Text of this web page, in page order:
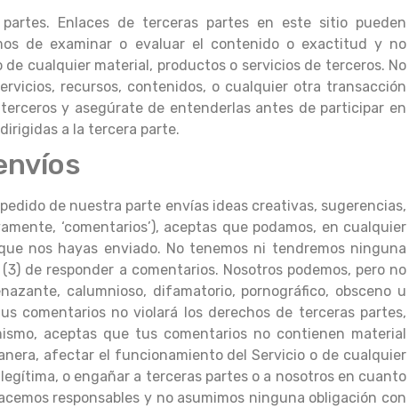
Enlaces de terceras partes en este sitio pueden
de examinar o evaluar el contenido o exactitud y no
cualquier material, productos o servicios de terceros. No
recursos, contenidos, o cualquier otra transacción
y asegúrate de entenderlas antes de participar en
a la tercera parte.
de nuestra parte envías ideas creativas, sugerencias,
‘comentarios’), aceptas que podamos, en cualquier
nos hayas enviado. No tenemos ni tendremos ninguna
de responder a comentarios. Nosotros podemos, pero no
calumnioso, difamatorio, pornográfico, obsceno u
comentarios no violará los derechos de terceras partes,
aceptas que tus comentarios no contienen material
afectar el funcionamiento del Servicio o de cualquier
o engañar a terceras partes o a nosotros en cuanto
responsables y no asumimos ninguna obligación con